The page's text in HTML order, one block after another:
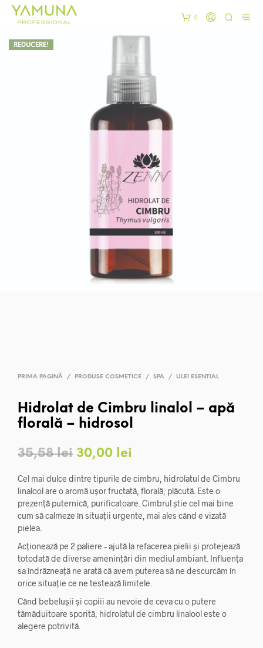
0
REDUCERE!
PRIMA PAGINĂ / PRODUSE COSMETICE / SPA / ULEI ESENTIAL
Hidrolat de Cimbru linalol – apă
florală – hidrosol
35,58lei Prețul
inițial
a
fost:
30,00 lei
curent
este:
30,00 lei.
Cel mai dulce dintre tipurile de cimbru, hidrolatul de Cimbru
linalool are o aromă ușor fructată, florală, plăcută. Este o
prezență puternică, purificatoare. Cimbrul știe cel mai bine
cum să calmeze în situații urgente, mai ales când e vizată
pielea.
Acționează pe 2 paliere – ajută la refacerea pielii și protejează
totodată de diverse amenințări din mediul ambiant. Influența
sa îndrăzneață ne arată că avem puterea să ne descurcăm în
orice situație ce ne testează limitele.
Când bebelușii și copiii au nevoie de ceva cu o putere
tămăduitoare sporită, hidrolatul de cimbru linalool este o
alegere potrivită.